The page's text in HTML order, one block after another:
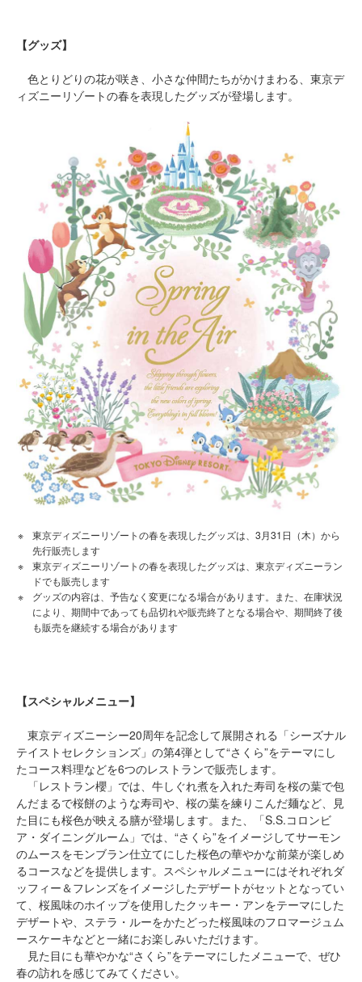
【グッズ】
色とりどりの花が咲き、小さな仲間たちがかけまわる、東京デ
ィズニーリゾートの春を表現したグッズが登場します。
東京ディズニーリゾートの春を表現したグッズは、3月31日（木）から
先行販売します
東京ディズニーリゾートの春を表現したグッズは、東京ディズニーラン
ドでも販売します
グッズの内容は、予告なく変更になる場合があります。また、在庫状況
により、期間中であっても品切れや販売終了となる場合や、期間終了後
も販売を継続する場合があります
【スペシャルメニュー】
東京ディズニーシー20周年を記念して展開される「シーズナル
テイストセレクションズ」の第4弾として“さくら”をテーマにし
たコース料理などを6つのレストランで販売します。
「レストラン櫻」では、牛しぐれ煮を入れた寿司を桜の葉で包
んだまるで桜餅のような寿司や、桜の葉を練りこんだ麺など、見
た目にも桜色が映える膳が登場します。また、「S.S.コロンビ
ア・ダイニングルーム」では、“さくら”をイメージしてサーモン
のムースをモンブラン仕立てにした桜色の華やかな前菜が楽しめ
るコースなどを提供します。スペシャルメニューにはそれぞれダ
ッフィー＆フレンズをイメージしたデザートがセットとなってい
て、桜風味のホイップを使用したクッキー・アンをテーマにした
デザートや、ステラ・ルーをかたどった桜風味のフロマージュム
ースケーキなどと一緒にお楽しみいただけます。
見た目にも華やかな“さくら”をテーマにしたメニューで、ぜひ
春の訪れを感じてみてください。